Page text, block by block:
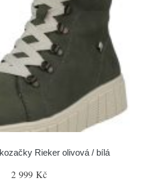
Rieker olivová / bílá
2 999 Kč